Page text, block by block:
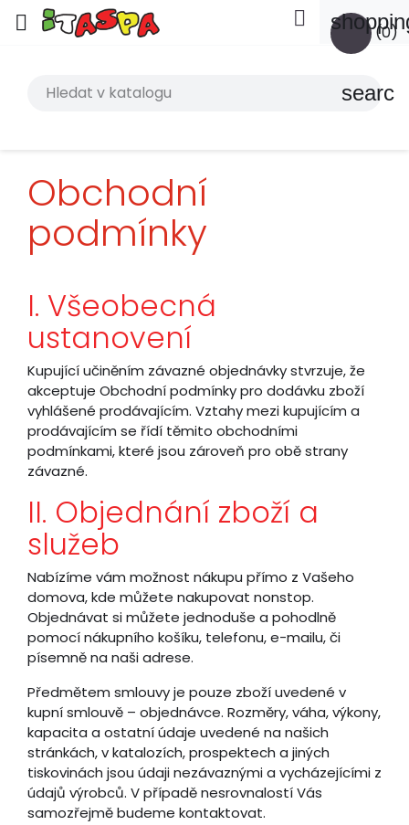
 (0)

search
Obchodní
podmínky
I. Všeobecná
ustanovení
Kupující učiněním závazné objednávky stvrzuje, že
akceptuje Obchodní podmínky pro dodávku zboží
vyhlášené prodávajícím. Vztahy mezi kupujícím a
prodávajícím se řídí těmito obchodními
podmínkami, které jsou zároveň pro obě strany
závazné.
II. Objednání zboží a
služeb
Nabízíme vám možnost nákupu přímo z Vašeho
domova, kde můžete nakupovat nonstop.
Objednávat si můžete jednoduše a pohodlně
pomocí nákupního košíku, telefonu, e-mailu, či
písemně na naši adrese.
Předmětem smlouvy je pouze zboží uvedené v
kupní smlouvě – objednávce. Rozměry, váha, výkony,
kapacita a ostatní údaje uvedené na našich
stránkách, v katalozích, prospektech a jiných
tiskovinách jsou údaji nezávaznými a vycházejícími z
údajů výrobců. V případě nesrovnalostí Vás
samozřejmě budeme kontaktovat.